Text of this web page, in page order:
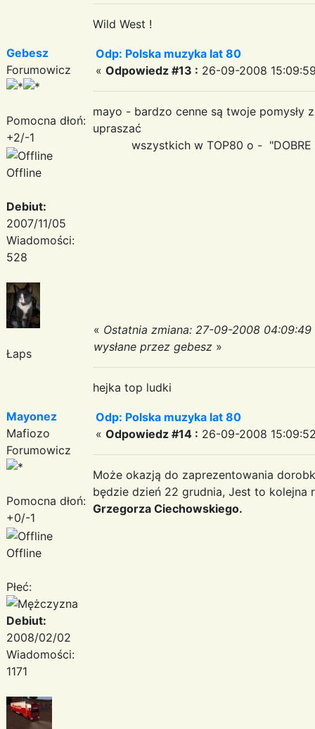
Wild West !
Gebesz
Forumowicz
Pomocna dłoń:
+2/-1
Offline
Debiut:
2007/11/05
Wiadomości:
528
Łaps
Odp: Polska muzyka lat 80
« Odpowiedz #13 : 26-09-2008
mayo - bardzo cenne są twoje pomysły
upraszać
wszystkich w TOP80 o - "DOBRE
« Ostatnia zmiana: 27-09-2008 04:09:49
wysłane przez gebesz »
hejka top ludki
Mayonez
Mafiozo
Forumowicz
Pomocna dłoń:
+0/-1
Offline
Płeć:
Debiut:
2008/02/02
Wiadomości:
1171
Odp: Polska muzyka lat 80
« Odpowiedz #14 : 26-09-2008
Może okazją do zaprezentowania
będzie dzień 22 grudnia, Jest to
Grzegorza Ciechowskiego.